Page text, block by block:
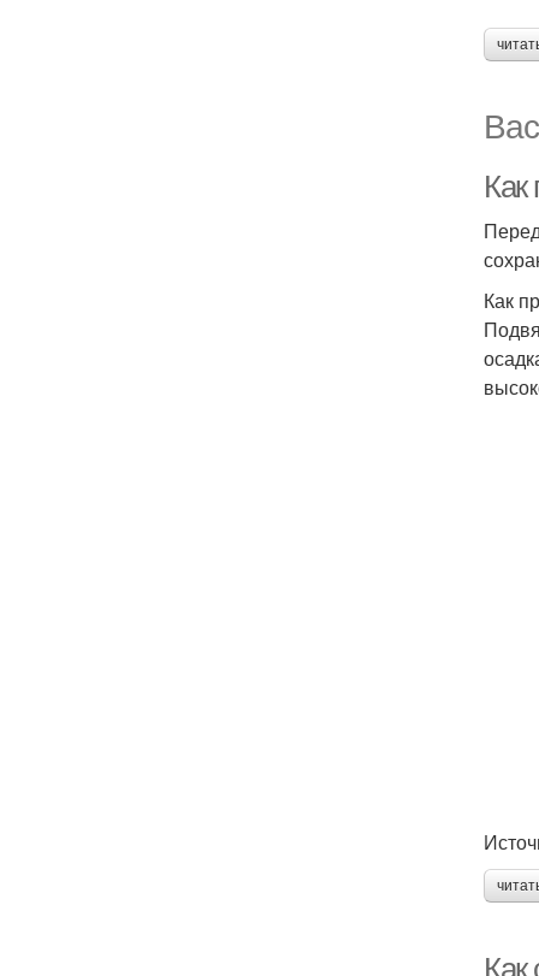
Как
Как